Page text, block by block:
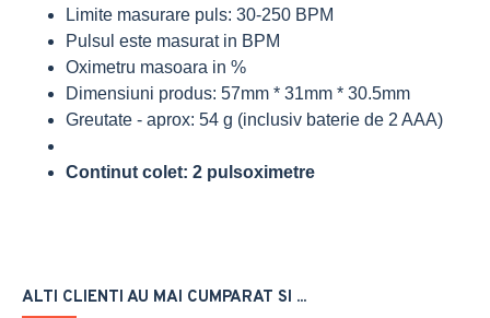
Limite masurare puls: 30-250 BPM
Pulsul este masurat in BPM
Oximetru masoara in %
Dimensiuni produs: 57mm * 31mm * 30.5mm
Greutate - aprox: 54 g (inclusiv baterie de 2 AAA)
Continut colet: 2 pulsoximetre
ALTI CLIENTI AU MAI CUMPARAT SI ...